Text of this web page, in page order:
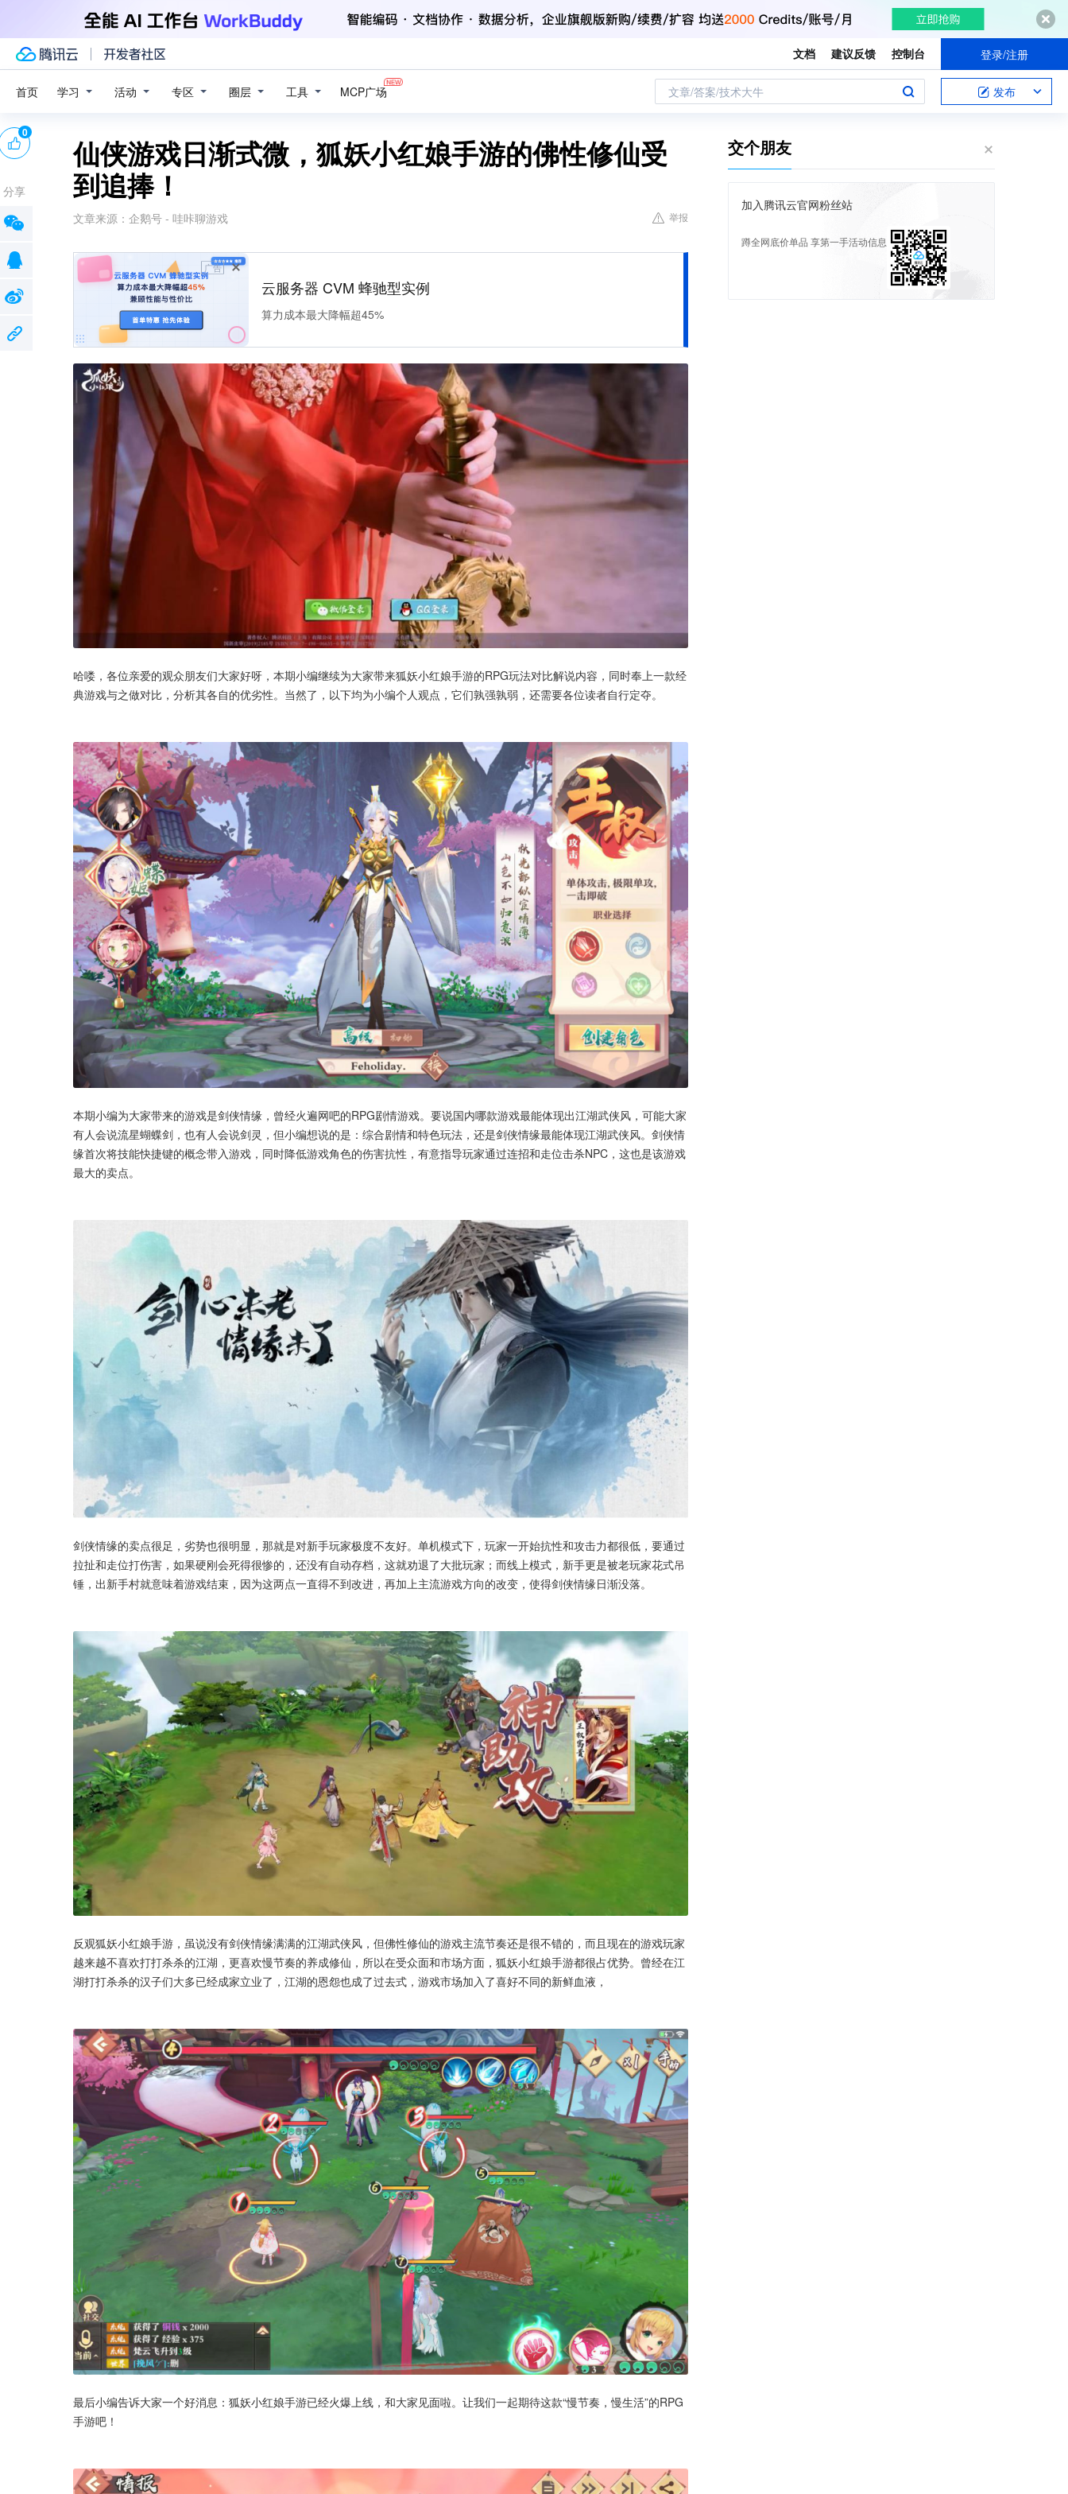
文档 建议反馈 控制台 登录/注册
首页 学习 活动 专区 圈层 工具 MCP广场 文章/答案/技术大牛 发布
仙侠游戏日渐式微，狐妖小红娘手游的佛性修仙受
到追捧！
文章来源： 企鹅号 - 哇咔聊游戏 举报
广告
云服务器 CVM 蜂驰型实例
算力成本最大降幅超45%
哈喽，各位亲爱的观众朋友们大家好呀，本期小编继续为大家带来狐妖小红娘手游的RPG玩法对比解说内容，同时奉上一款经
典游戏与之做对比，分析其各自的优劣性。当然了，以下均为小编个人观点，它们孰强孰弱，还需要各位读者自行定夺。
本期小编为大家带来的游戏是剑侠情缘，曾经火遍网吧的RPG剧情游戏。要说国内哪款游戏最能体现出江湖武侠风，可能大家
有人会说流星蝴蝶剑，也有人会说剑灵，但小编想说的是：综合剧情和特色玩法，还是剑侠情缘最能体现江湖武侠风。剑侠情
缘首次将技能快捷键的概念带入游戏，同时降低游戏角色的伤害抗性，有意指导玩家通过连招和走位击杀NPC，这也是该游戏
最大的卖点。
剑侠情缘的卖点很足，劣势也很明显，那就是对新手玩家极度不友好。单机模式下，玩家一开始抗性和攻击力都很低，要通过
拉扯和走位打伤害，如果硬刚会死得很惨的，还没有自动存档，这就劝退了大批玩家；而线上模式，新手更是被老玩家花式吊
锤，出新手村就意味着游戏结束，因为这两点一直得不到改进，再加上主流游戏方向的改变，使得剑侠情缘日渐没落。
反观狐妖小红娘手游，虽说没有剑侠情缘满满的江湖武侠风，但佛性修仙的游戏主流节奏还是很不错的，而且现在的游戏玩家
越来越不喜欢打打杀杀的江湖，更喜欢慢节奏的养成修仙，所以在受众面和市场方面，狐妖小红娘手游都很占优势。曾经在江
湖打打杀杀的汉子们大多已经成家立业了，江湖的恩怨也成了过去式，游戏市场加入了喜好不同的新鲜血液，
最后小编告诉大家一个好消息：狐妖小红娘手游已经火爆上线，和大家见面啦。让我们一起期待这款“慢节奏，慢生活”的RPG
手游吧！
0
分享
交个朋友
加入腾讯云官网粉丝站
蹲全网底价单品 享第一手活动信息